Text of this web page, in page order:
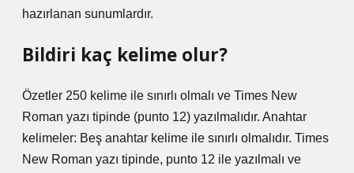
hazırlanan sunumlardır.
Bildiri kaç kelime olur?
Özetler 250 kelime ile sınırlı olmalı ve Times New
Roman yazı tipinde (punto 12) yazılmalıdır. Anahtar
kelimeler: Beş anahtar kelime ile sınırlı olmalıdır. Times
New Roman yazı tipinde, punto 12 ile yazılmalı ve